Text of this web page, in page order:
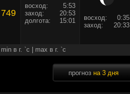
749
восход:
5:53
заход:
20:53
долгота:
15:01 восход:
0:35
заход:
20:33
в г. `c | max в г. `c
прогноз на 3 дня